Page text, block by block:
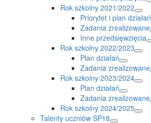
Rok szkolny 2021/2022
Priorytet i plan działań
Zadania zrealizowane
Inne przedsięwzięcia
Rok szkolny 2022/2023
Plan działań
Zadania zrealizowane
Rok szkolny 2023/2024
Plan działań
Zadania zrealizowane
Rok szkolny 2024/2025
Talenty uczniów SP18